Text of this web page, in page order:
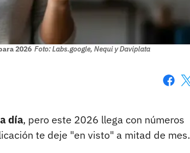
2026 Foto: Labs.google, Nequi y Daviplata
día, pero este 2026 llega con números
te deje "en visto" a mitad de mes.